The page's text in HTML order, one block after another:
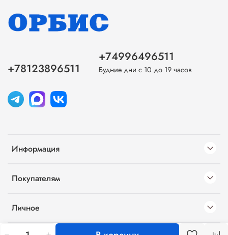
Информация
Покупателям
Личное
+78123896511
+74996496511
Будние дни с 10 до 19 часов